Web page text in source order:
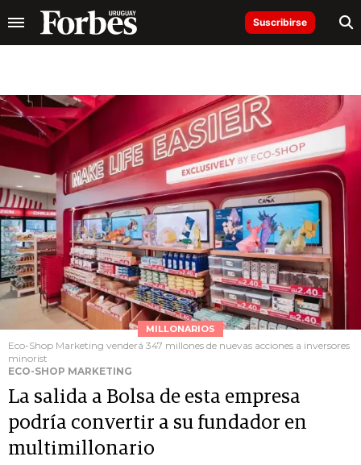
Suscribirse
MILLONARIOS
Eco-Shop Marketing venderá 347 millones de nuevas acciones a inversores
minorist
ECO-SHOP MARKETING
La salida a Bolsa de esta empresa
podría convertir a su fundador en
multimillonario